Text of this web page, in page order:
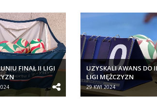
FINAŁ II LIGI
UZYSKALI AWANS DO II
LIGI MĘŻCZYZN
29 KWI 2024